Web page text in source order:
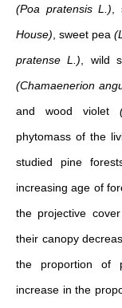
(Poa pratensis L.)
House) , sweet pea
pratense L.) , wild
(Chamaenerion
and wood violet
phytomass of the
studied pine
increasing age of
the projective
their canopy
the proportion of
increase in the